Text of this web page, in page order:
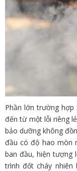
Phần lớn trường
đến từ một lỗi riêng
bảo dưỡng không
đầu có độ hao mòn
ban đầu, hiện tượng
trình đốt cháy nhiên